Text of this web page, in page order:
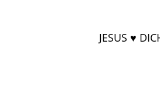
JESUS ♥